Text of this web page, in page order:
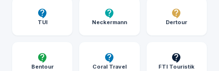
TUI Neckermann Dertour
Bentour Coral Travel FTI Touristik